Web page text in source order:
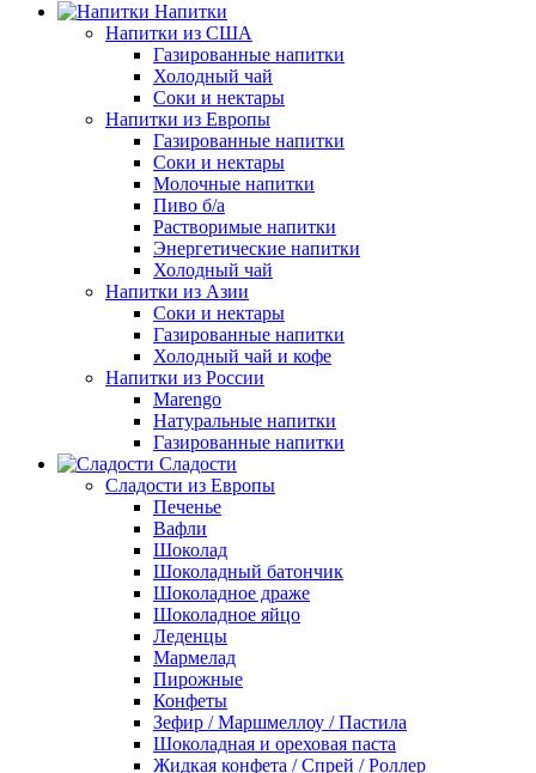
Напитки
Напитки из США
Газированные напитки
Холодный чай
Соки и нектары
Напитки из Европы
Газированные напитки
Соки и нектары
Молочные напитки
Пиво б/а
Растворимые напитки
Энергетические напитки
Холодный чай
Напитки из Азии
Соки и нектары
Газированные напитки
Холодный чай и кофе
Напитки из России
Marengo
Натуральные напитки
Газированные напитки
Сладости
Сладости из Европы
Печенье
Вафли
Шоколад
Шоколадный батончик
Шоколадное драже
Шоколадное яйцо
Леденцы
Мармелад
Пирожные
Конфеты
Зефир / Маршмеллоу / Пастила
Шоколадная и ореховая паста
Жидкая конфета / Спрей / Роллер